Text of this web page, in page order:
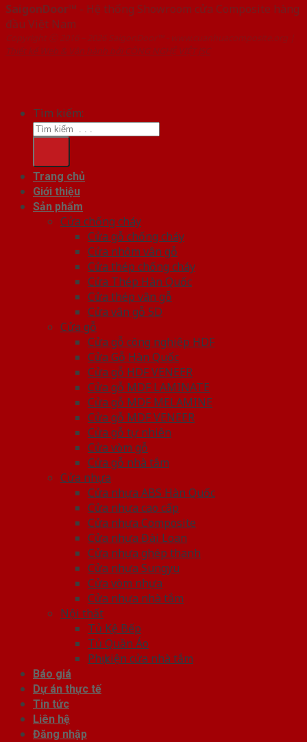
SaigonDoor™ - Hệ thống Showroom cửa Composite hàng
đầu Việt Nam
Copyright ⓒ 2016 – 2026 SaigonDoor™ - www.cuanhuacomposite.org |
Thiết kế Web & Vận hành bởi CÔNG NGHỆ VIỆT JSC
Tìm kiếm:
Trang chủ
Giới thiệu
Sản phẩm
Cửa chống cháy
Cửa gỗ chống cháy
Cửa nhôm vân gỗ
Cửa thép chống cháy
Cửa Thép Hàn Quốc
Cửa thép vân gỗ
Cửa vân gỗ 5D
Cửa gỗ
Cửa gỗ công nghiệp HDF
Cửa Gỗ Hàn Quốc
Cửa gỗ HDF VENEER
Cửa gỗ MDF LAMINATE
Cửa gỗ MDF MELAMINE
Cửa gỗ MDF VENEER
Cửa gỗ tự nhiên
Cửa vòm gỗ
Cửa gỗ nhà tắm
Cửa nhựa
Cửa nhựa ABS Hàn Quốc
Cửa nhựa cao cấp
Cửa nhựa Composite
Cửa nhựa Đài Loan
Cửa nhựa ghép thanh
Cửa nhựa Sungyu
Cửa vòm nhựa
Cửa nhựa nhà tắm
Nội thất
Tủ Kệ Bếp
Tủ Quần Áo
Phụ kiện cửa nhà tắm
Báo giá
Dự án thực tế
Tin tức
Liên hệ
Đăng nhập